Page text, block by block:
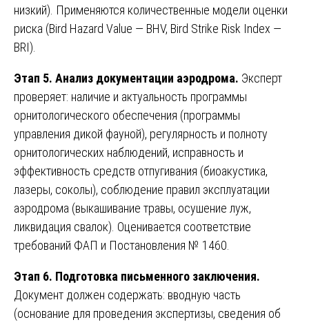
низкий). Применяются количественные модели оценки
риска (Bird Hazard Value — BHV, Bird Strike Risk Index —
BRI).
Этап 5. Анализ документации аэродрома. Эксперт
проверяет: наличие и актуальность программы
орнитологического обеспечения (программы
управления дикой фауной), регулярность и полноту
орнитологических наблюдений, исправность и
эффективность средств отпугивания (биоакустика,
лазеры, соколы), соблюдение правил эксплуатации
аэродрома (выкашивание травы, осушение луж,
ликвидация свалок). Оценивается соответствие
требований ФАП и Постановления № 1460.
Этап 6. Подготовка письменного заключения.
Документ должен содержать: вводную часть
(основание для проведения экспертизы, сведения об